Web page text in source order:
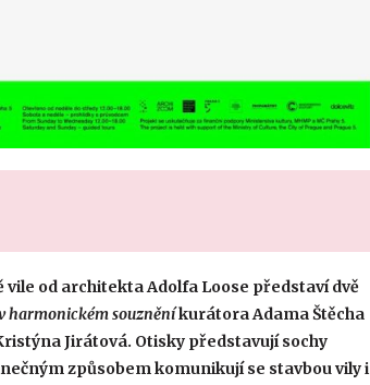
od architekta Adolfa Loose představí dvě
harmonickém souzněníkurátora Adama Štěcha
Jirátová. Otisky představují sochy
způsobem komunikují se stavbou vily i